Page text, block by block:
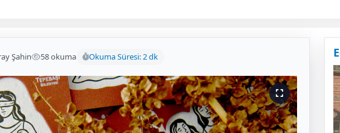
Şahin 58 okuma Okuma Süresi: 2 dk